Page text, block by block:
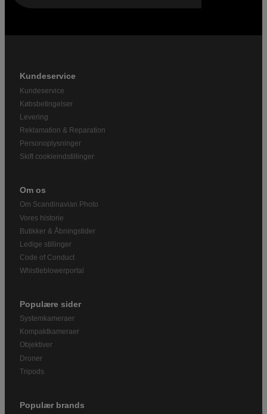
Kundeservice
Kundeservice
Købsbetingelser
Levering
Reklamation & Reparation
Personoplysninger
Skift cookieindstillinger
Om os
Om Scandinavian Photo
Vores historie
Butikker & Åbningstider
Ledige stillinger
Code of Conduct
Whistleblowerportal
Populære sider
Systemkameraer
Kompaktkameraer
Objektiver
Droner
Tripods
Populær brands